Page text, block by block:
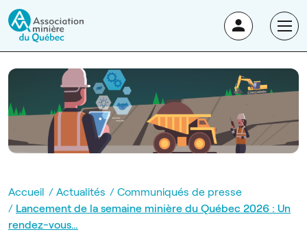
Accueil Actualités
Communiqués de presse
Lancement de la semaine minière du Québec 2026 : Un
rendez-vous…